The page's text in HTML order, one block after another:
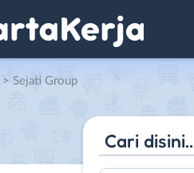
> Sejati Group